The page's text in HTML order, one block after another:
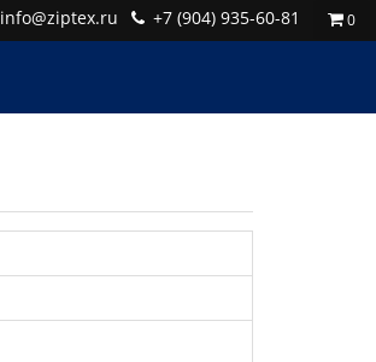
info@ziptex.ru +7 (904) 935-60-81 0